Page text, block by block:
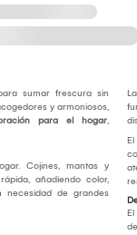
sumar frescura sin
y armoniosos,
para el hogar,
Cojines, mantas y
añadiendo color,
necesidad de grandes
El